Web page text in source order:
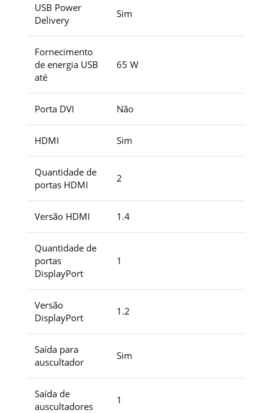
USB Power
Delivery
Sim
Fornecimento
de energia USB
até
65 W
Porta DVI Não
HDMI Sim
Quantidade de
portas HDMI
2
Versão HDMI 1.4
Quantidade de
portas
DisplayPort
1
Versão
DisplayPort
1.2
Saída para
auscultador
Sim
Saída de
auscultadores
1